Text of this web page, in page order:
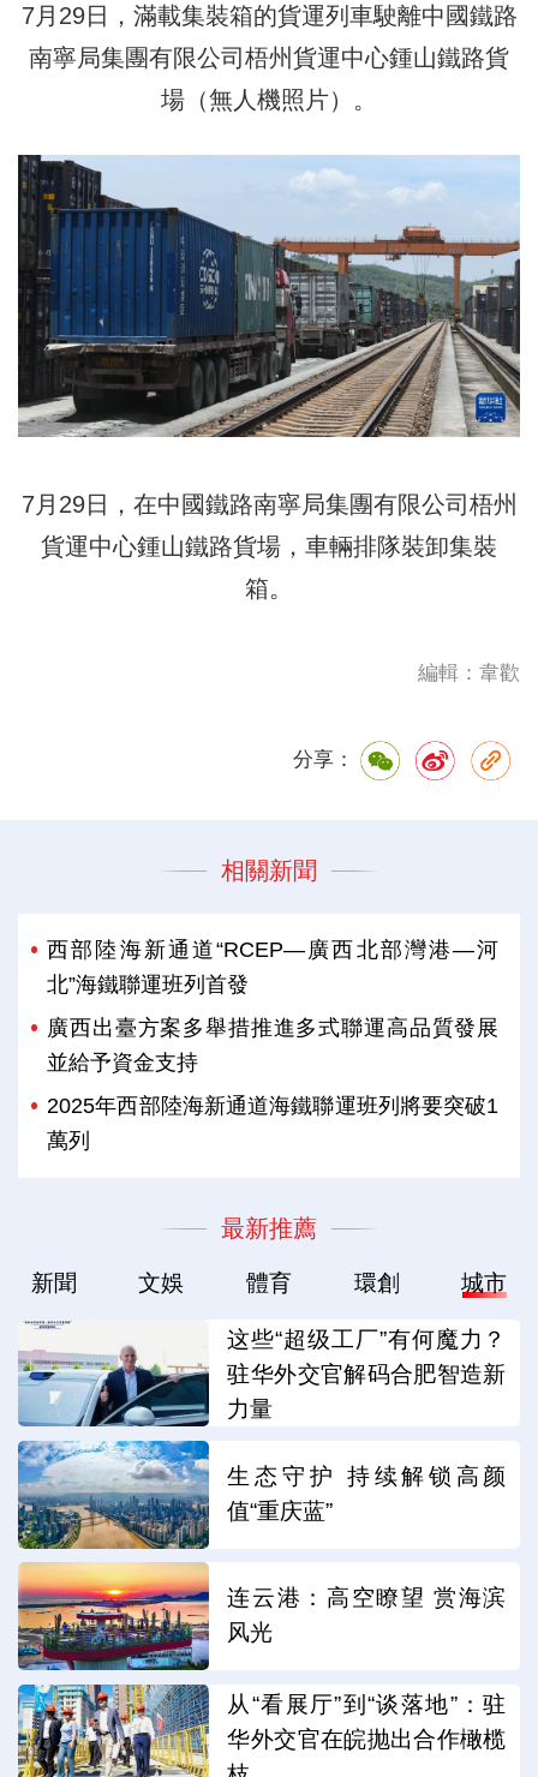
7月29日，滿載集裝箱的貨運列車駛離中國鐵路
南寧局集團有限公司梧州貨運中心鍾山鐵路貨
場（無人機照片）。
7月29日，在中國鐵路南寧局集團有限公司梧州
貨運中心鍾山鐵路貨場，車輛排隊裝卸集裝
箱。
編輯：韋歡
分享：
相關新聞
西部陸海新通道“RCEP—廣西北部灣港—河
北”海鐵聯運班列首發
廣西出臺方案多舉措推進多式聯運高品質發展
並給予資金支持
2025年西部陸海新通道海鐵聯運班列將要突破1
萬列
最新推薦
新聞 文娛 體育 環創 城市
这些“超级工厂”有何魔力？
驻华外交官解码合肥智造新
力量
生态守护 持续解锁高颜
值“重庆蓝”
连云港：高空瞭望 赏海滨
风光
从“看展厅”到“谈落地”：驻
华外交官在皖抛出合作橄榄